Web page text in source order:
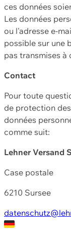
ces données
Les données
ou l'adresse e-
possible sur une
pas transmises à
Contact
Pour toute
de protection
données
comme suit:
Lehner Versand
Case postale
6210 Sursee